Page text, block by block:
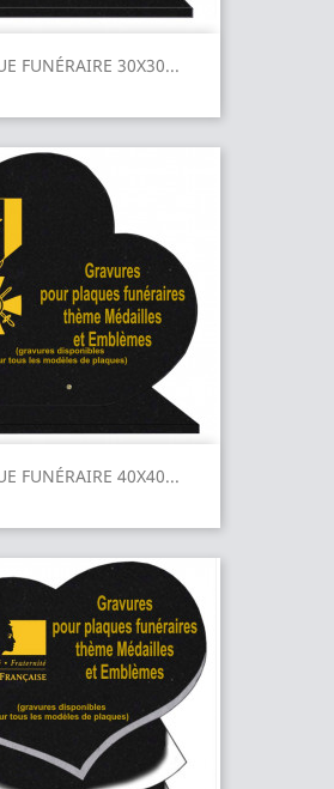
FUNÉRAIRE 30X30...
FUNÉRAIRE 40X40...